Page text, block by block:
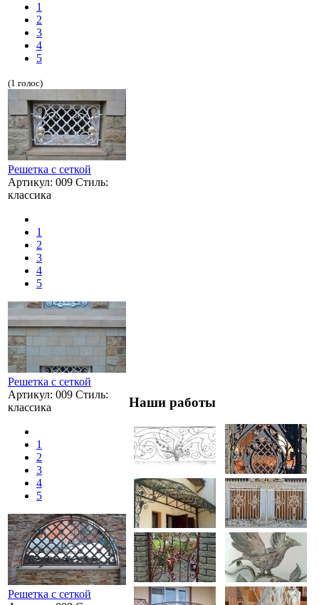
1
2
3
4
5
(1 голос)
Решетка с сеткой
Артикул: 009 Стиль:
классика
1
2
3
4
5
Решетка с сеткой
Артикул: 009 Стиль:
классика
1
2
3
4
5
Решетка с сеткой
Наши работы